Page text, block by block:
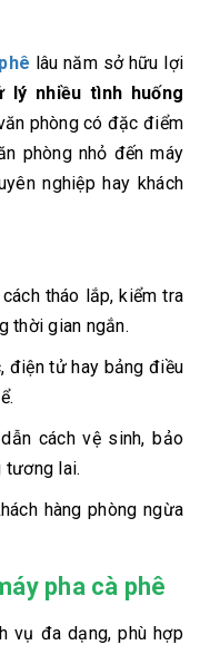
lâu năm sở hữu lợi
lý nhiều tình huống
phòng có đặc điểm
phòng nhỏ đến máy
nghiệp hay khách
tháo lắp, kiểm tra
thời gian ngắn.
điện tử hay bảng điều
cách vệ sinh, bảo
tương lai.
hàng phòng ngừa
pha cà phê
vụ đa dạng, phù hợp